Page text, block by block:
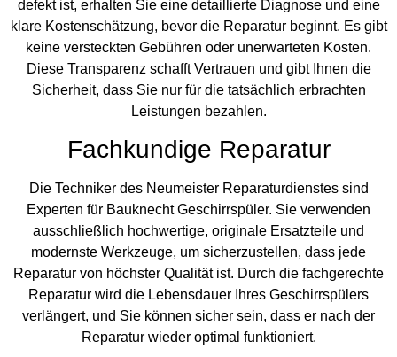
defekt ist, erhalten Sie eine detaillierte Diagnose und eine
klare Kostenschätzung, bevor die Reparatur beginnt. Es gibt
keine versteckten Gebühren oder unerwarteten Kosten.
Diese Transparenz schafft Vertrauen und gibt Ihnen die
Sicherheit, dass Sie nur für die tatsächlich erbrachten
Leistungen bezahlen.
Fachkundige Reparatur
Die Techniker des Neumeister Reparaturdienstes sind
Experten für Bauknecht Geschirrspüler. Sie verwenden
ausschließlich hochwertige, originale Ersatzteile und
modernste Werkzeuge, um sicherzustellen, dass jede
Reparatur von höchster Qualität ist. Durch die fachgerechte
Reparatur wird die Lebensdauer Ihres Geschirrspülers
verlängert, und Sie können sicher sein, dass er nach der
Reparatur wieder optimal funktioniert.